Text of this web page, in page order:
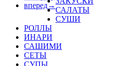
вперед→
САЛАТЫ
СУШИ
РОЛЛЫ
ИНАРИ
САШИМИ
СЕТЫ
СУПЫ